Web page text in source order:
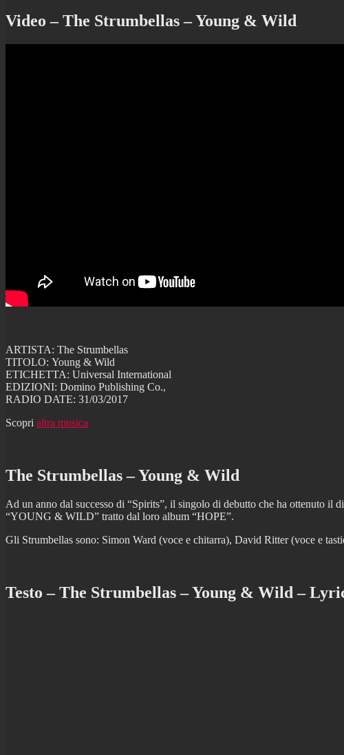
Video – The Strumbellas – Young & Wild
ARTISTA: The Strumbellas
TITOLO: Young & Wild
ETICHETTA: Universal International
EDIZIONI: Domino Publishing Co.,
RADIO DATE: 31/03/2017
Scopri altra musica
The Strumbellas – Young & Wild
Ad un anno dal successo di “Spirits”, il singolo di debutto che ha ottenuto
“YOUNG & WILD” tratto dal loro album “HOPE”.
Gli Strumbellas sono: Simon Ward (voce e chitarra), David Ritter (voce e
Testo – The Strumbellas – Young & Wild –